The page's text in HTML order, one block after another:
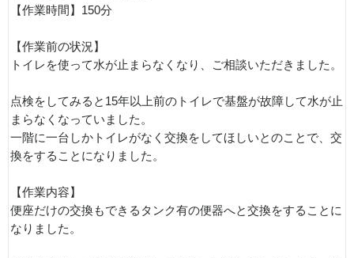
【作業時間】150分
【作業前の状況】
トイレを使って水が止まらなくなり、ご相談いただきました。
点検をしてみると15年以上前のトイレで基盤が故障して水が止
まらなくなっていました。
一階に一台しかトイレがなく交換をしてほしいとのことで、交
換をすることになりました。
【作業内容】
便座だけの交換もできるタンク有の便器へと交換をすることに
なりました。